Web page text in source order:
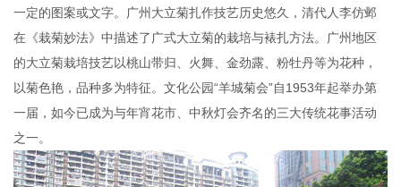
一定的图案或文字。广州大立菊扎作技艺历史悠久，清代人李仿邺
在《栽菊妙法》中描述了广式大立菊的栽培与裱扎方法。广州地区
的大立菊栽培技艺以桃山带归、火舞、金劲露、粉牡丹等为花种，
以菊色艳，品种多为特征。文化公园“羊城菊会”自1953年起举办第
一届，如今已成为与年宵花市、中秋灯会齐名的三大传统花事活动
之一。